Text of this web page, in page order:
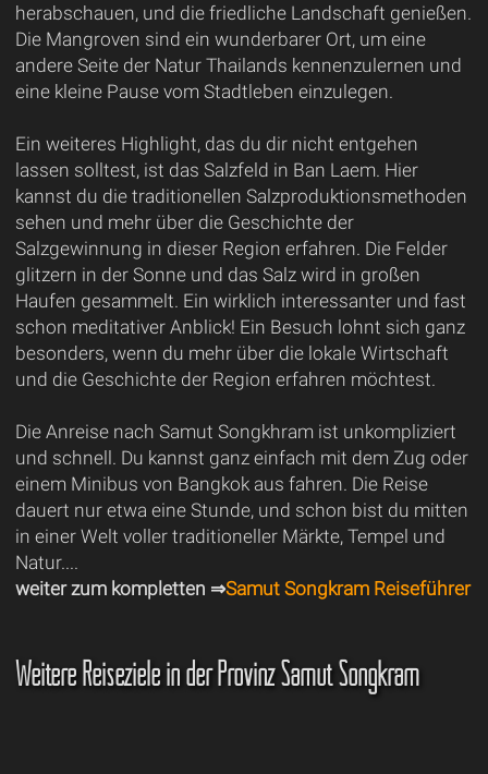
herabschauen, und die friedliche Landschaft genießen.
Die Mangroven sind ein wunderbarer Ort, um eine
andere Seite der Natur Thailands kennenzulernen und
eine kleine Pause vom Stadtleben einzulegen.
Ein weiteres Highlight, das du dir nicht entgehen
lassen solltest, ist das Salzfeld in Ban Laem. Hier
kannst du die traditionellen Salzproduktionsmethoden
sehen und mehr über die Geschichte der
Salzgewinnung in dieser Region erfahren. Die Felder
glitzern in der Sonne und das Salz wird in großen
Haufen gesammelt. Ein wirklich interessanter und fast
schon meditativer Anblick! Ein Besuch lohnt sich ganz
besonders, wenn du mehr über die lokale Wirtschaft
und die Geschichte der Region erfahren möchtest.
Die Anreise nach Samut Songkhram ist unkompliziert
und schnell. Du kannst ganz einfach mit dem Zug oder
einem Minibus von Bangkok aus fahren. Die Reise
dauert nur etwa eine Stunde, und schon bist du mitten
in einer Welt voller traditioneller Märkte, Tempel und
Natur....
weiter zum kompletten ⇒Samut Songkram Reiseführer
Weitere Reiseziele in der Provinz Samut Songkram